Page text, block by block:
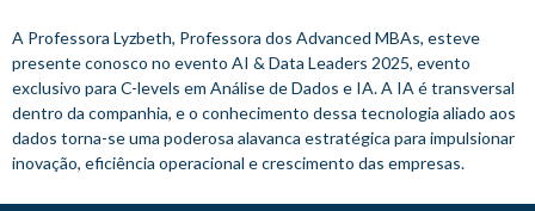
A Professora Lyzbeth, Professora dos Advanced MBAs, esteve
presente conosco no evento AI & Data Leaders 2025, evento
exclusivo para C-levels em Análise de Dados e IA. A IA é transversal
dentro da companhia, e o conhecimento dessa tecnologia aliado aos
dados torna-se uma poderosa alavanca estratégica para impulsionar
inovação, eficiência operacional e crescimento das empresas.